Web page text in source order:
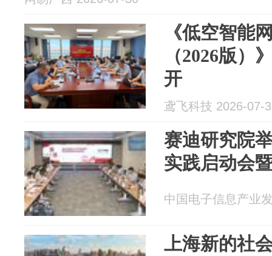
《低空智能
（2026版）
开
鸢飞科技 2026-07-
赛迪研究院
实践启动会
中国电子信息产业
上海新的社